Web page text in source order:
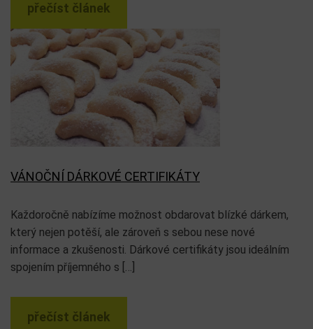
přečíst článek
VÁNOČNÍ DÁRKOVÉ CERTIFIKÁTY
Každoročně nabízíme možnost obdarovat blízké dárkem,
který nejen potěší, ale zároveň s sebou nese nové
informace a zkušenosti. Dárkové certifikáty jsou ideálním
spojením příjemného s […]
přečíst článek